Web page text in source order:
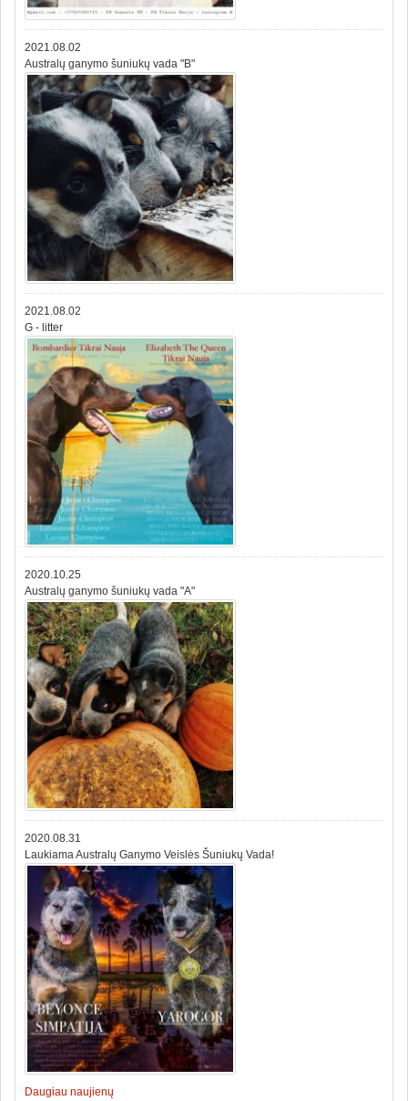
2021.08.02
Australų ganymo šuniukų vada "B"
2021.08.02
G - litter
2020.10.25
Australų ganymo šuniukų vada "A"
2020.08.31
Laukiama Australų Ganymo Veislės Šuniukų Vada!
Daugiau naujienų